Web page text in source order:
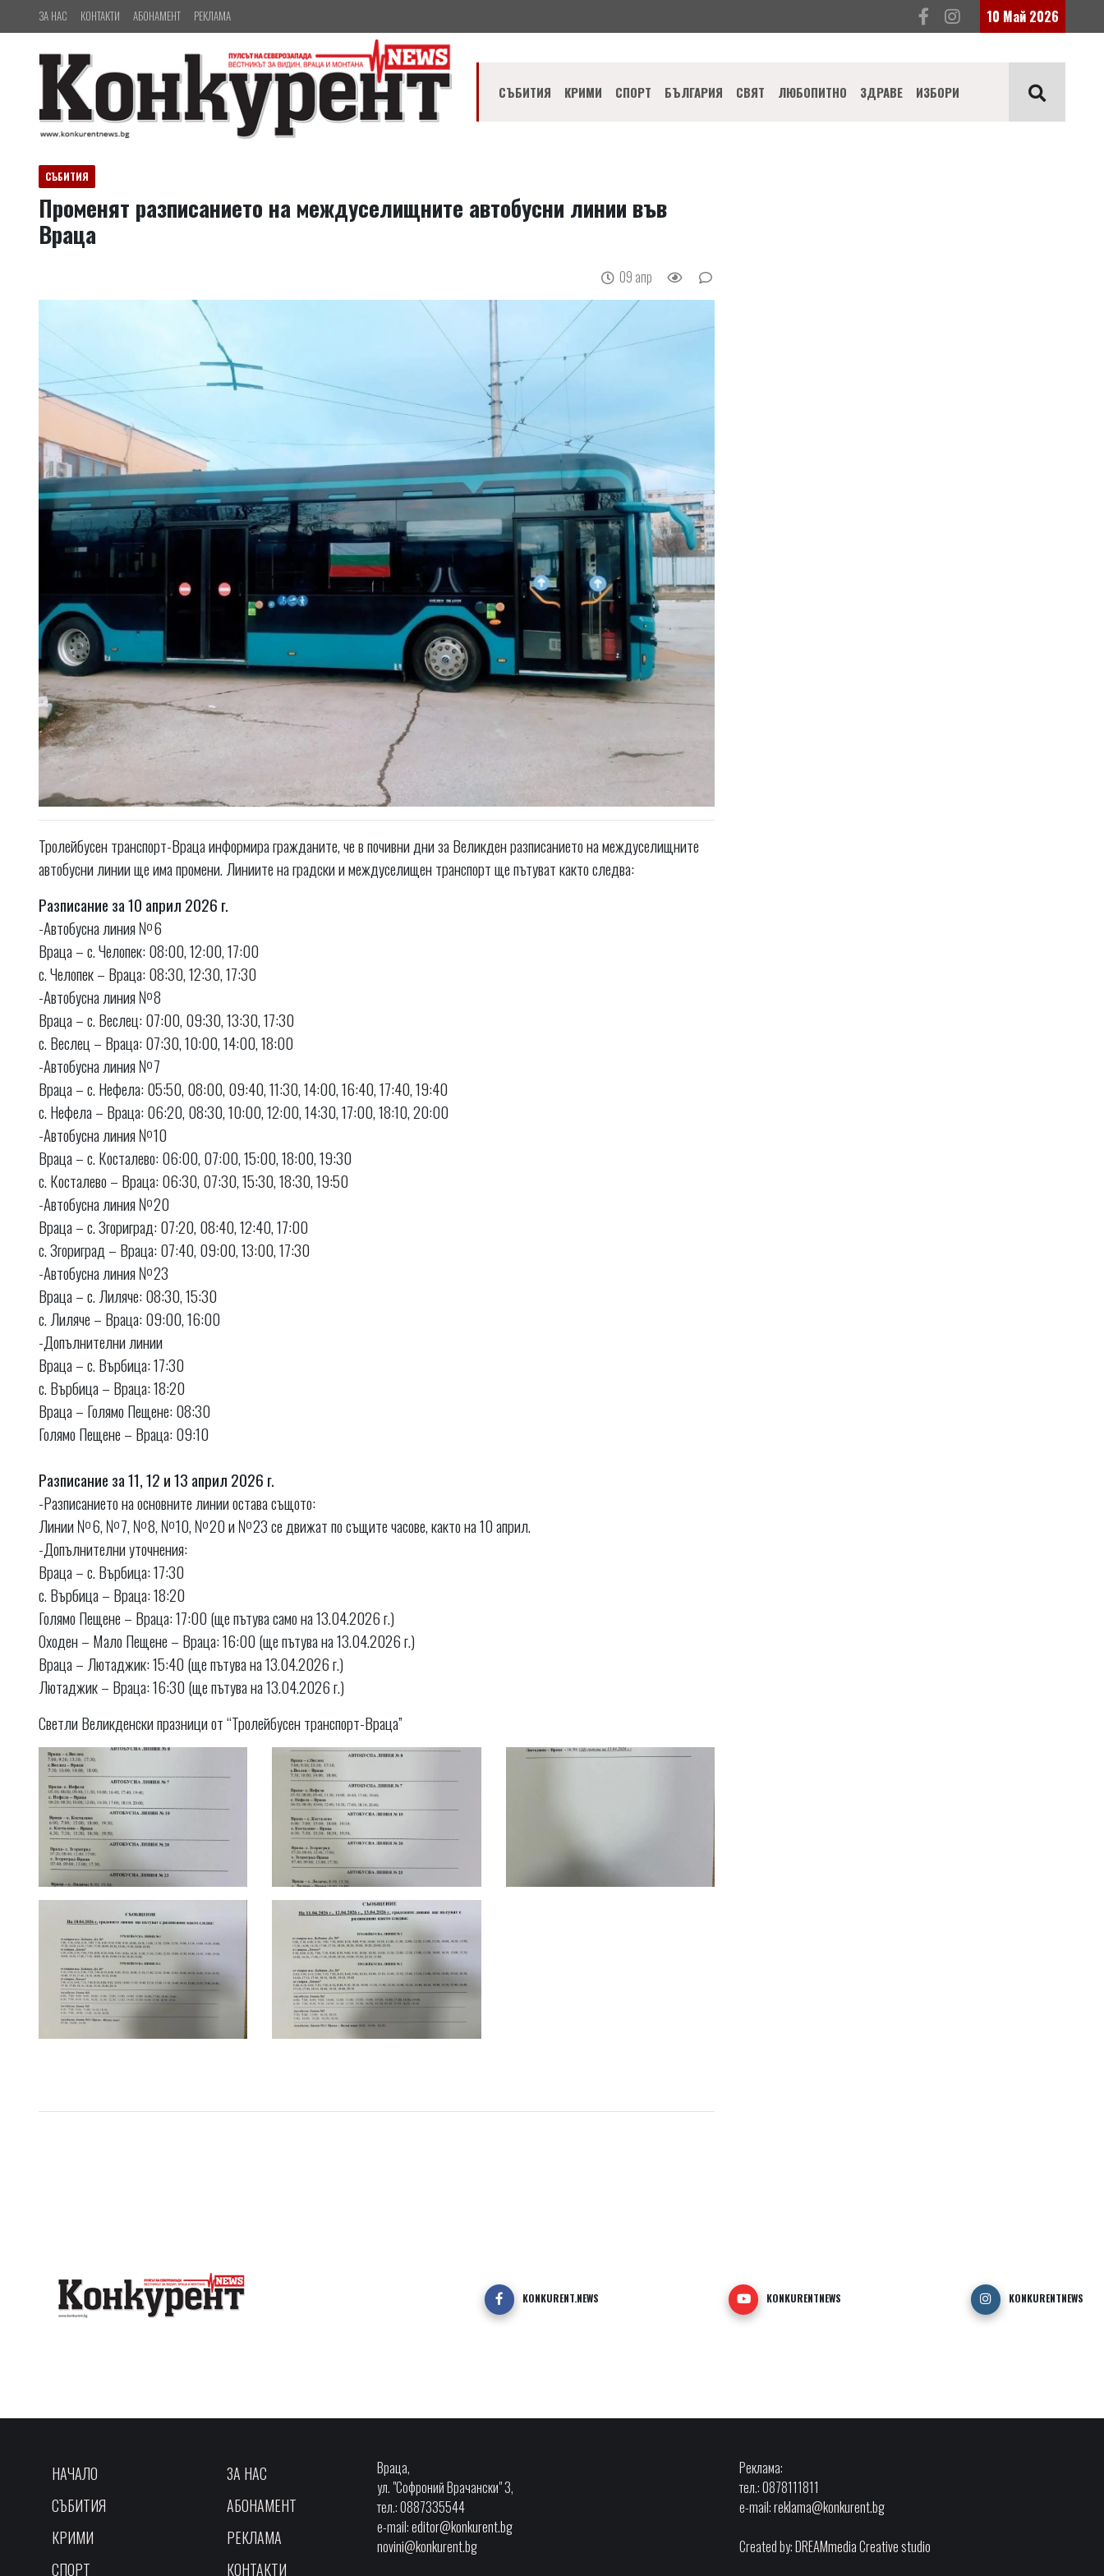
ЗА НАС КОНТАКТИ АБОНАМЕНТ РЕКЛАМА 10 Май 2026
СЪБИТИЯ КРИМИ СПОРТ БЪЛГАРИЯ СВЯТ ЛЮБОПИТНО ЗДРАВЕ ИЗБОРИ
СЪБИТИЯ
Променят разписанието на междуселищните автобусни линии във
Враца
09 апр
Тролейбусен транспорт-Враца информира гражданите, че в почивни дни за Великден разписанието на междуселищните
автобусни линии ще има промени. Линиите на градски и междуселищен транспорт ще пътуват както следва:
Разписание за 10 април 2026 г.
-Автобусна линия №6
Враца – с. Челопек: 08:00, 12:00, 17:00
с. Челопек – Враца: 08:30, 12:30, 17:30
-Автобусна линия №8
Враца – с. Веслец: 07:00, 09:30, 13:30, 17:30
с. Веслец – Враца: 07:30, 10:00, 14:00, 18:00
-Автобусна линия №7
Враца – с. Нефела: 05:50, 08:00, 09:40, 11:30, 14:00, 16:40, 17:40, 19:40
с. Нефела – Враца: 06:20, 08:30, 10:00, 12:00, 14:30, 17:00, 18:10, 20:00
-Автобусна линия №10
Враца – с. Косталево: 06:00, 07:00, 15:00, 18:00, 19:30
с. Косталево – Враца: 06:30, 07:30, 15:30, 18:30, 19:50
-Автобусна линия №20
Враца – с. Згориград: 07:20, 08:40, 12:40, 17:00
с. Згориград – Враца: 07:40, 09:00, 13:00, 17:30
-Автобусна линия №23
Враца – с. Лиляче: 08:30, 15:30
с. Лиляче – Враца: 09:00, 16:00
-Допълнителни линии
Враца – с. Върбица: 17:30
с. Върбица – Враца: 18:20
Враца – Голямо Пещене: 08:30
Голямо Пещене – Враца: 09:10
Разписание за 11, 12 и 13 април 2026 г.
-Разписанието на основните линии остава същото:
Линии №6, №7, №8, №10, №20 и №23 се движат по същите часове, както на 10 април.
-Допълнителни уточнения:
Враца – с. Върбица: 17:30
с. Върбица – Враца: 18:20
Голямо Пещене – Враца: 17:00 (ще пътува само на 13.04.2026 г.)
Оходен – Мало Пещене – Враца: 16:00 (ще пътува на 13.04.2026 г.)
Враца – Лютаджик: 15:40 (ще пътува на 13.04.2026 г.)
Лютаджик – Враца: 16:30 (ще пътува на 13.04.2026 г.)
Светли Великденски празници от “Тролейбусен транспорт-Враца”
KONKURENT.NEWS KONKURENTNEWS KONKURENTNEWS
НАЧАЛО
СЪБИТИЯ
КРИМИ
СПОРТ
ЗА НАС
АБОНАМЕНТ
РЕКЛАМА
КОНТАКТИ
Враца,
ул. "Софроний Врачански" 3,
тел.: 0887335544
e-mail:editor@konkurent.bg
novini@konkurent.bg
Реклама:
тел.: 0878111811
e-mail:reklama@konkurent.bg
Created by:DREAMmedia Creative studio